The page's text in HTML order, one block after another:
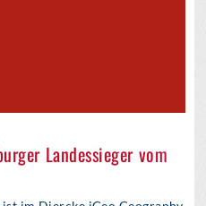
Landessieger vom